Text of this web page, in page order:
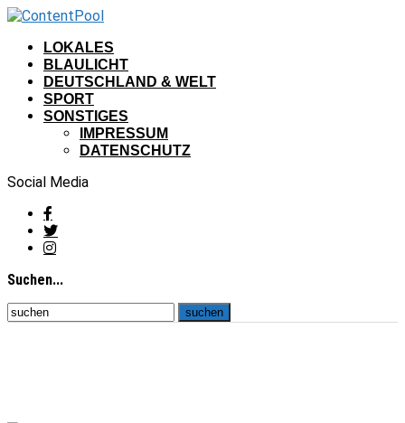
LOKALES
BLAULICHT
DEUTSCHLAND & WELT
SPORT
SONSTIGES
IMPRESSUM
DATENSCHUTZ
Social Media
Suchen...